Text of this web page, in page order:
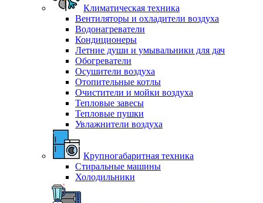
Климатическая техника
Вентиляторы и охладители воздуха
Водонагреватели
Кондиционеры
Летние души и умывальники для дач
Обогреватели
Осушители воздуха
Отопительные котлы
Очистители и мойки воздуха
Тепловые завесы
Тепловые пушки
Увлажнители воздуха
Крупногабаритная техника
Стиральные машины
Холодильники